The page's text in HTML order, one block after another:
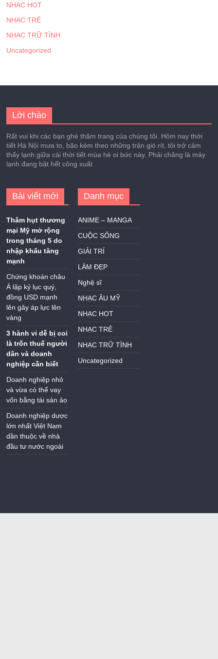
NHẠC HOT
NHẠC TRẺ
NHẠC TRỮ TÌNH
Uncategorized
Lời chào
Rất vui khi các bạn ghé thăm trang của chúng tôi. Hôm nay thời
tiết Hà Nội mưa to, bão kèm theo những trận gió rít, tôi trở cảm
thấy lạnh giữa cái thời tiết mùa hè oi bức này. Phải chăng là máy
lạnh đang bật hết công xuất
Bài viết mới
Thâm hụt thương
mại Mỹ mở rộng
trong tháng 5 do
nhập khẩu tăng
mạnh
Chứng khoán châu
Á lập kỷ lục quý,
đồng USD mạnh
lên gây áp lực lên
vàng
3 hành vi dễ bị coi
là trốn thuế người
dân và doanh
nghiệp cần biết
Doanh nghiệp nhỏ
và vừa có thể vay
vốn bằng tài sản ảo
Doanh nghiệp dược
lớn nhất Việt Nam
dần thuộc về nhà
đầu tư nước ngoài
Danh mục
ANIME – MANGA
CUỘC SỐNG
GIẢI TRÍ
LÀM ĐẸP
Nghệ sĩ
NHẠC ÂU MỸ
NHẠC HOT
NHẠC TRẺ
NHẠC TRỮ TÌNH
Uncategorized